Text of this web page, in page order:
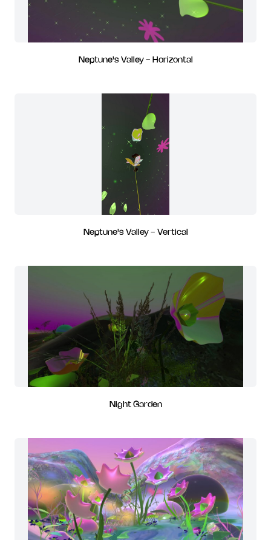
Neptune's Valley - Horizontal
Neptune's Valley - Vertical
Night Garden